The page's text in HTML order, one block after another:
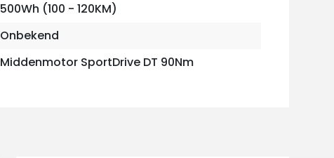
500Wh (100 - 120KM)
Onbekend
Middenmotor SportDrive DT 90Nm